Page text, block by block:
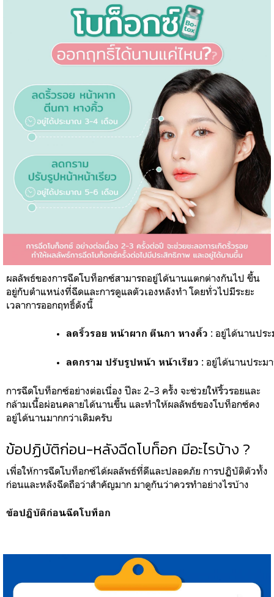
ผลลัพธ์ของการฉีดโบท็อกซ์สามารถอยู่ได้นานแตกต่างกันไป ขึ้น
อยู่กับตำแหน่งที่ฉีดและการดูแลตัวเองหลังทำ โดยทั่วไปมีระยะ
เวลาการออกฤทธิ์ดังนี้
ลดริ้วรอย หน้าผาก ตีนกา หางคิ้ว : อยู่ได้นานปร
ลดกราม ปรับรูปหน้า หน้าเรียว : อยู่ได้นานประม
การฉีดโบท็อกซ์อย่างต่อเนื่อง ปีละ 2–3 ครั้ง จะช่วยให้ริ้วรอยและ
กล้ามเนื้อผ่อนคลายได้นานขึ้น และทำให้ผลลัพธ์ของโบท็อกซ์คง
อยู่ได้นานมากกว่าเดิมครับ
ข้อปฏิบัติก่อน-หลังฉีดโบท็อก มีอะไรบ้าง ?
เพื่อให้การฉีดโบท็อกซ์ได้ผลลัพธ์ที่ดีและปลอดภัย การปฏิบัติตัวทั้ง
ก่อนและหลังฉีดถือว่าสำคัญมาก มาดูกันว่าควรทำอย่างไรบ้าง
ข้อปฏิบัติก่อนฉีดโบท็อก